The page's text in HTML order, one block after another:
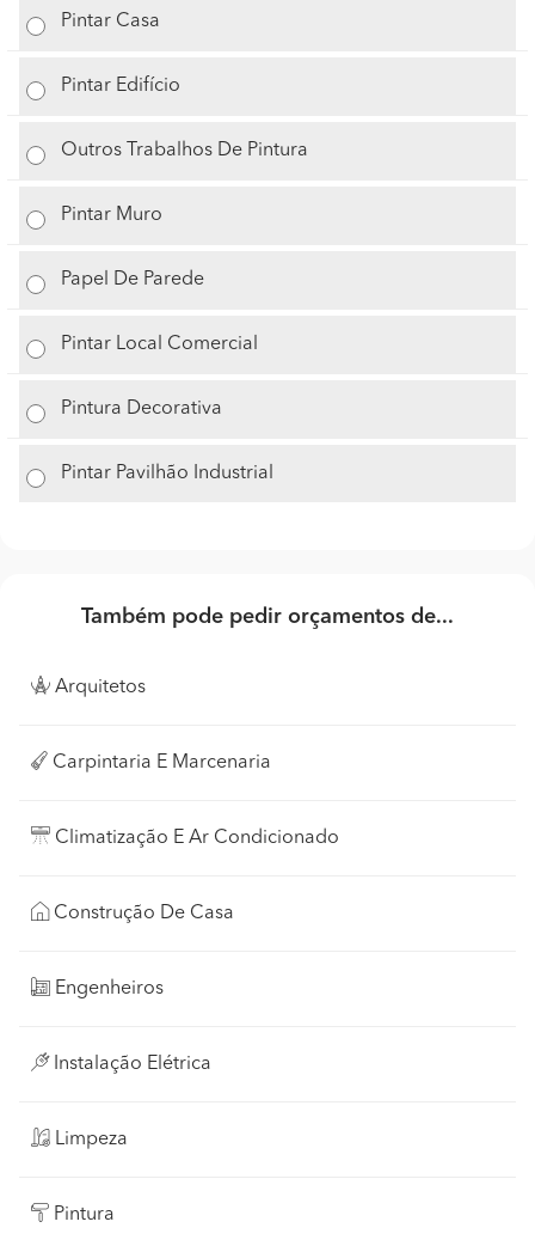
Pintar Casa
Pintar Edifício
Outros Trabalhos De Pintura
Pintar Muro
Papel De Parede
Pintar Local Comercial
Pintura Decorativa
Pintar Pavilhão Industrial
Também pode pedir orçamentos de...
Arquitetos
Carpintaria E Marcenaria
Climatização E Ar Condicionado
Construção De Casa
Engenheiros
Instalação Elétrica
Limpeza
Pintura